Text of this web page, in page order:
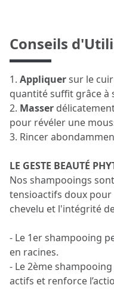
Conseils
1. Appliquersur le
quantité suffit grâce à
2. Masser
pour révéler une
3. Rincer
LE GESTE BEAUTÉ
Nos shampooings
tensioactifs doux
chevelu et l'intégrité
- Le 1er shampooing
en racines.
- Le 2ème
actifs et renforce